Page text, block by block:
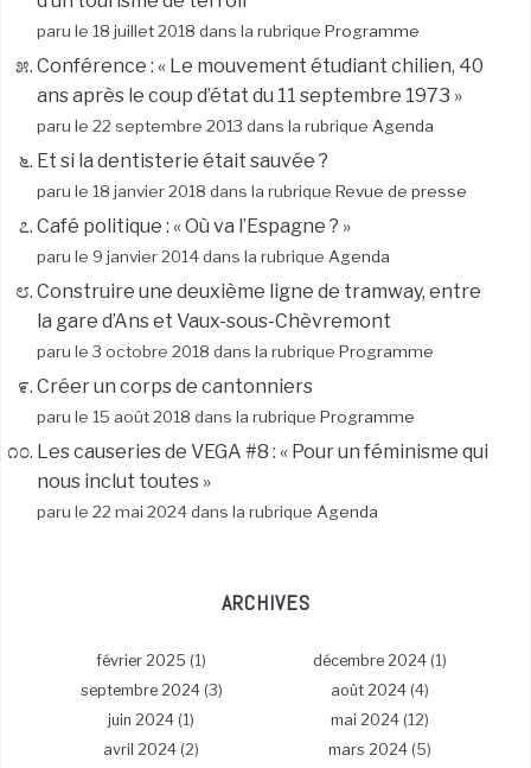
paru le 18 juillet 2018 dans la rubrique Programme
Conférence : « Le mouvement étudiant chilien, 40
ans après le coup d’état du 11 septembre 1973 »
paru le 22 septembre 2013 dans la rubrique Agenda
Et si la dentisterie était sauvée ?
paru le 18 janvier 2018 dans la rubrique Revue de presse
Café politique : « Où va l’Espagne ? »
paru le 9 janvier 2014 dans la rubrique Agenda
Construire une deuxième ligne de tramway, entre
la gare d’Ans et Vaux-sous-Chèvremont
paru le 3 octobre 2018 dans la rubrique Programme
Créer un corps de cantonniers
paru le 15 août 2018 dans la rubrique Programme
Les causeries de VEGA #8 : « Pour un féminisme qui
nous inclut toutes »
paru le 22 mai 2024 dans la rubrique Agenda
ARCHIVES
février 2025 (1) décembre 2024 (1)
septembre 2024(3) août 2024 (4)
juin 2024 (1) mai 2024 (12)
avril 2024 (2) mars 2024 (5)